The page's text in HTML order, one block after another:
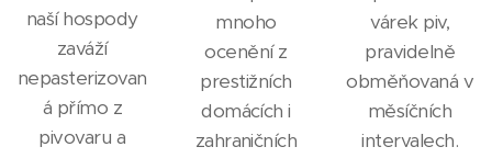
naší hospody
zaváží
nepasterizovan
á přímo z
pivovaru a
mnoho
ocenění z
prestižních
domácích i
zahraničních
várek piv,
pravidelně
obměňovaná v
měsíčních
intervalech.